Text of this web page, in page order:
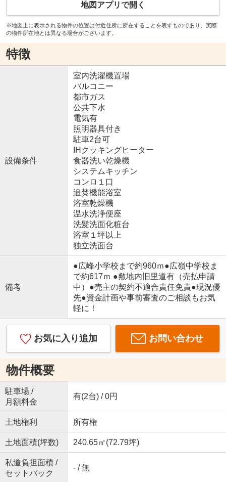
地図アプリで開く
※地図上に表示される物件の位置は付近住所に所在することを表すものであり、実際
の物件所在地とは異なる場合がございます。
特徴
設備条件
室内洗濯機置場
バルコニー
都市ガス
公共下水
電気有
照明器具付き
駐車2台可
IHクッキングヒーター
食器洗い乾燥機
システムキッチン
コンロ１口
追焚機能浴室
浴室乾燥機
温水洗浄便座
洗髪洗面化粧台
浴室１坪以上
独立洗面台
備考
●広峰小学校まで約960ｍ●広嶺中学校ま
で約617ｍ ●敷地内旧里道有（売払申請
中）●売主の契約不適合責任免責●現況優
先●資金計画や事前審査のご相談もお気
軽に！
お気に入り追加 お問い合わせ
物件概要
駐車場 /
月額料金
有(2台) / 0円
土地権利 所有権
土地面積(坪数) 240.65㎡(72.79坪)
私道負担面積 /
セットバック
- / 無